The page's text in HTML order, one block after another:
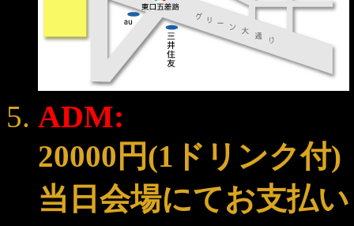
ADM:
20000円(1ドリンク付)
当日会場にてお支払